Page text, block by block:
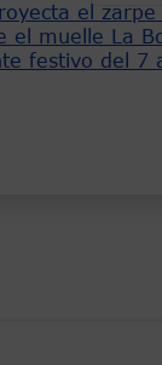
el
el muelle La
festivo del 7